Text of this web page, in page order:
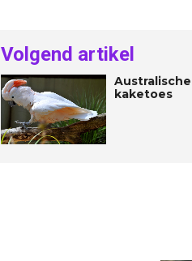
Volgend artikel
kaketoes